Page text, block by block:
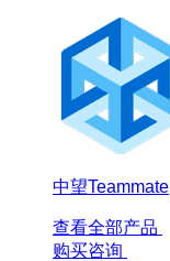
中望Teammate
查看全部产品
购买咨询